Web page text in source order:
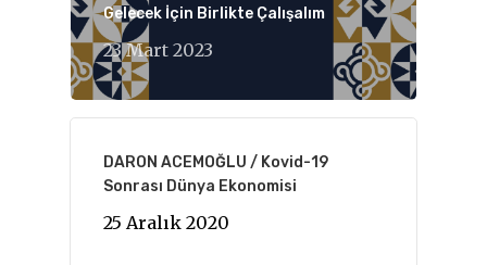
Gelecek İçin Birlikte Çalışalım
23 Mart 2023
DARON ACEMOĞLU / Kovid-19
Sonrası Dünya Ekonomisi
25 Aralık 2020